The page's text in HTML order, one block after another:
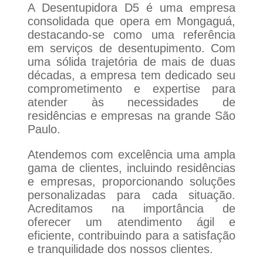
A Desentupidora D5 é uma empresa
consolidada que opera em Mongaguá,
destacando-se como uma referência
em serviços de desentupimento. Com
uma sólida trajetória de mais de duas
décadas, a empresa tem dedicado seu
comprometimento e expertise para
atender às necessidades de
residências e empresas na grande São
Paulo.
Atendemos com excelência uma ampla
gama de clientes, incluindo residências
e empresas, proporcionando soluções
personalizadas para cada situação.
Acreditamos na importância de
oferecer um atendimento ágil e
eficiente, contribuindo para a satisfação
e tranquilidade dos nossos clientes.